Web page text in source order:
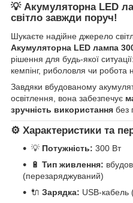
💡 Акумуляторна LED
світло завжди поруч!
Шукаєте надійне джерело
Акумуляторна LED лампа
рішення для будь-якої
кемпінг, риболовля чи робота
Завдяки вбудованому
освітлення, вона забезпечує
зручність використання без
⚙️ Характеристики та
💡 Потужність: 300 Вт
🔋 Тип живлення:
(перезаряджуваний)
🔌 Зарядка: USB-кабель